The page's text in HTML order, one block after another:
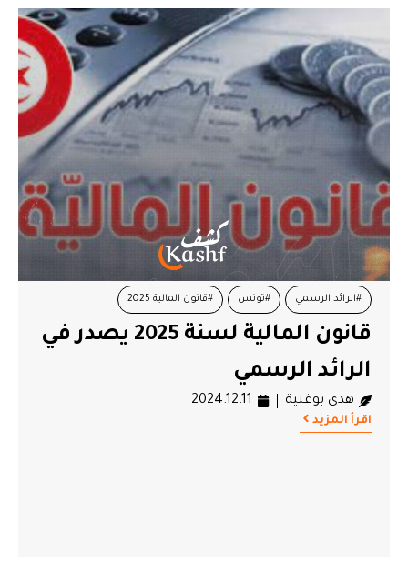
#الرائد الرسمي #تونس #قانون المالية 2025
قانون المالية لسنة 2025 يصدر في
الرائد الرسمي
هدى بوغنية 2024.12.11
اقرأ المزيد